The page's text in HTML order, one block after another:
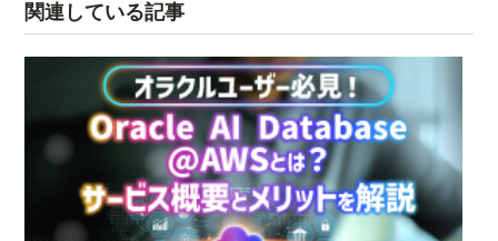
関連している記事